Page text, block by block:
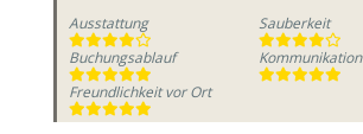
Ausstattung
Sauberkeit
Buchungsablauf
Kommunikation
Freundlichkeit vor Ort